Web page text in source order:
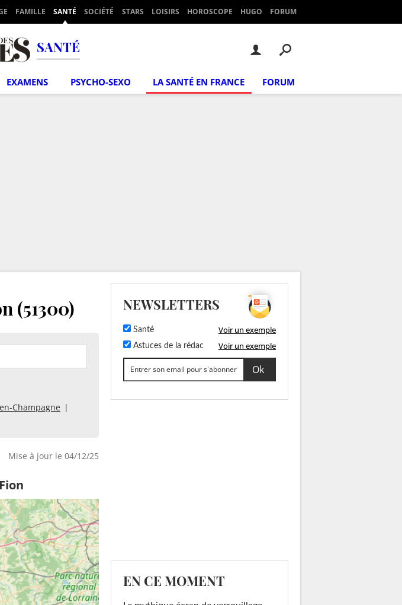
FAMILLE SANTÉ SOCIÉTÉ STARS LOISIRS HOROSCOPE HUGO FORUM
SANTÉ
EXAMENS PSYCHO-SEXO LA SANTÉ EN FRANCE FORUM
(51300)
Champagne
Mise à jour le 04/12/25
NEWSLETTERS
Santé Voir un exemple
Astuces de la rédac Voir un exemple
EN CE MOMENT